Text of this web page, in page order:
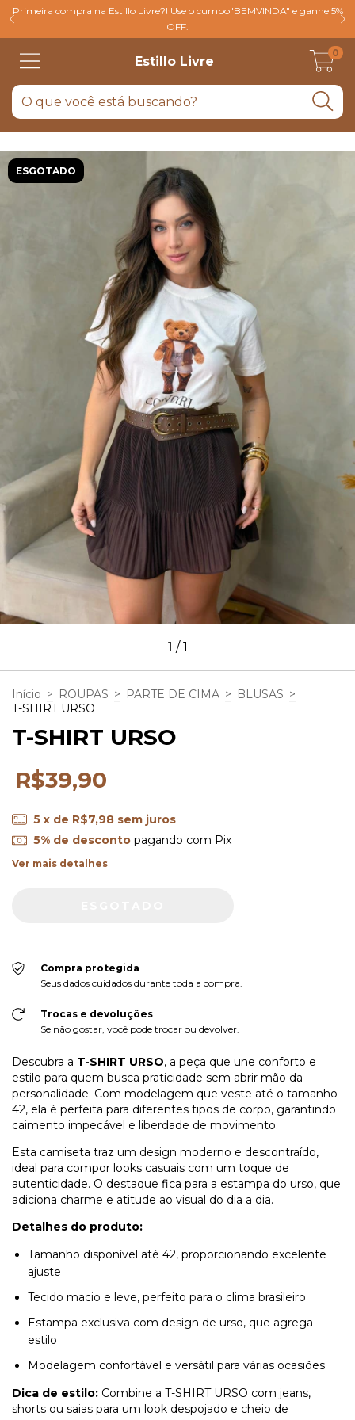
Primeira compra na Estillo Livre?! Use o cumpo"BEMVINDA" e ganhe 5%
OFF.
Estillo Livre
0
ESGOTADO
1 /1
Início > ROUPAS > PARTE DE CIMA > BLUSAS >
T-SHIRT URSO
T-SHIRT URSO
R$39,90
5 x de R$7,98 sem juros
5% de descontopagando com Pix
Ver mais detalhes
Compra protegida
Seus dados cuidados durante toda a compra.
Trocas e devoluções
Se não gostar, você pode trocar ou devolver.
Descubra a T-SHIRT URSO, a peça que une conforto e
estilo para quem busca praticidade sem abrir mão da
personalidade. Com modelagem que veste até o tamanho
42, ela é perfeita para diferentes tipos de corpo, garantindo
caimento impecável e liberdade de movimento.
Esta camiseta traz um design moderno e descontraído,
ideal para compor looks casuais com um toque de
autenticidade. O destaque fica para a estampa do urso, que
adiciona charme e atitude ao visual do dia a dia.
Detalhes do produto:
Tamanho disponível até 42, proporcionando excelente
ajuste
Tecido macio e leve, perfeito para o clima brasileiro
Estampa exclusiva com design de urso, que agrega
estilo
Modelagem confortável e versátil para várias ocasiões
Dica de estilo: Combine a T-SHIRT URSO com jeans,
shorts ou saias para um look despojado e cheio de